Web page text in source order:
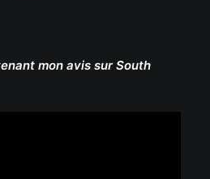
mon avis sur South